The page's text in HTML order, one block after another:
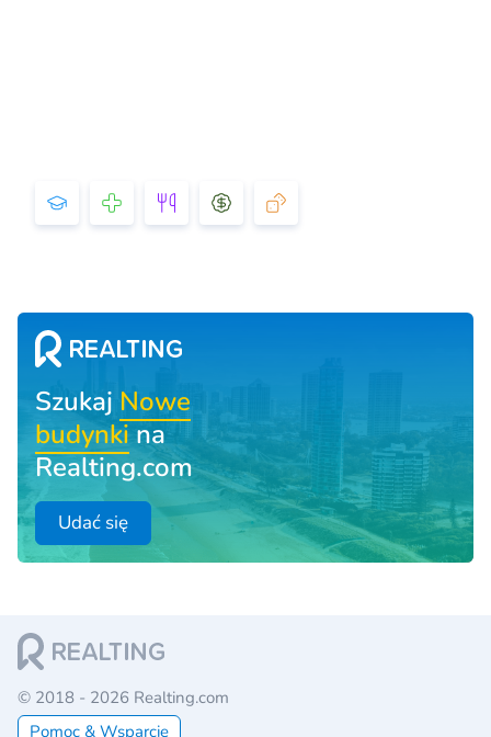
Szukaj Nowe
budynkina
Realting.com
Udać się
© 2018 - 2026 Realting.com
Pomoc & Wsparcie